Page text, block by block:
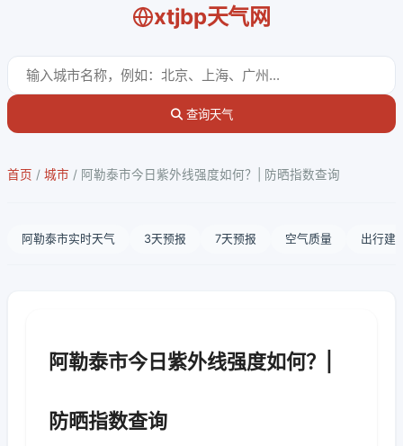
xtjbp天气网
查询天气
首页 / 城市 / 阿勒泰市今日紫外线强度如何？| 防晒指数查询
阿勒泰市实时天气 3天预报 7天预报 空气质量 出行建
阿勒泰市今日紫外线强度如何？|
防晒指数查询